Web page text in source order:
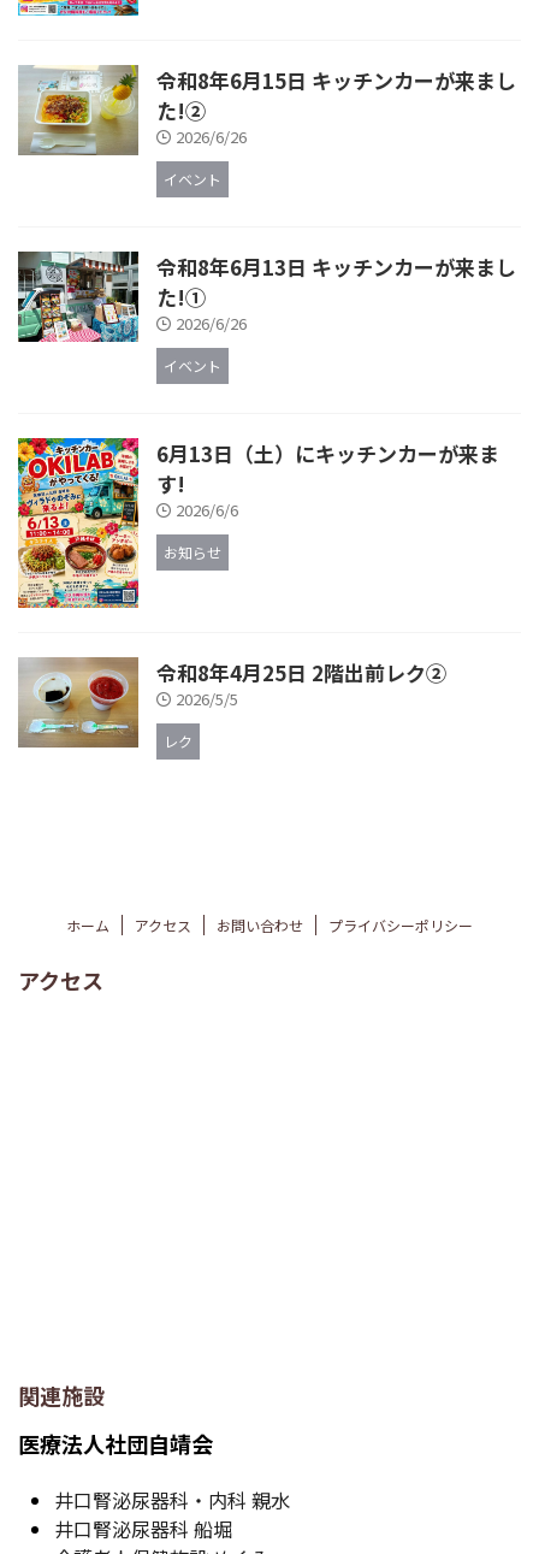
令和8年6月15日 キッチンカーが来まし
た!②
2026/6/26
イベント
令和8年6月13日 キッチンカーが来まし
た!①
2026/6/26
イベント
6月13日（土）にキッチンカーが来ま
す!
2026/6/6
お知らせ
令和8年4月25日 2階出前レク②
2026/5/5
レク
ホーム アクセス お問い合わせ プライバシーポリシー
アクセス
関連施設
医療法人社団自靖会
井口腎泌尿器科・内科 親水
井口腎泌尿器科 船堀